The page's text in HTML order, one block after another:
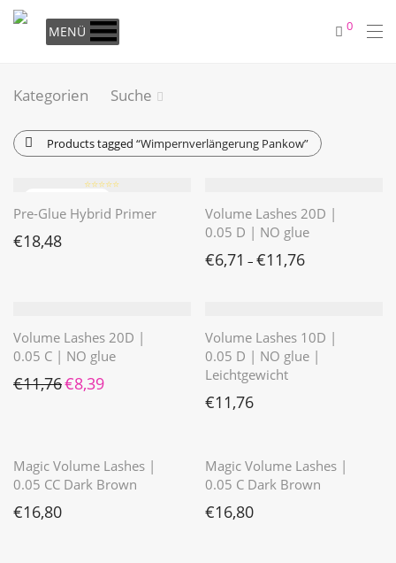
MENÜ 0
Kategorien Suche
Products tagged “Wimpernverlängerung Pankow”
⭐️⭐️⭐️⭐️⭐️
Pre-Glue Hybrid Primer
€18,48
Volume Lashes 20D |
0.05 D | NO glue
€6,71 – €11,76
Volume Lashes 20D |
0.05 C | NO glue
€11,76 Ursprünglicher Preis war: €11,76
€8,39Aktueller Preis ist: €8,39.
Volume Lashes 10D |
0.05 D | NO glue |
Leichtgewicht
€11,76
Magic Volume Lashes |
0.05 CC Dark Brown
€16,80
Magic Volume Lashes |
0.05 C Dark Brown
€16,80